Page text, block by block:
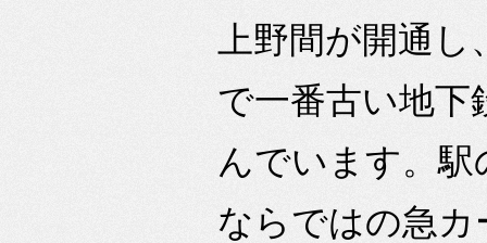
上野間が開通
で一番古い地下
んでいます。
ならではの急